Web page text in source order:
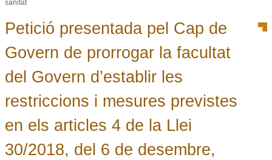
sanitat
Petició presentada pel Cap de
Govern de prorrogar la facultat
del Govern d’establir les
restriccions i mesures previstes
en els articles 4 de la Llei
30/2018, del 6 de desembre,